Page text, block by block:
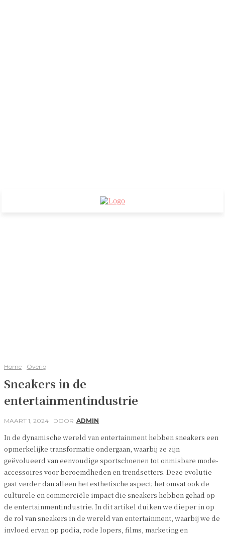
Home Overig
Sneakers in de
entertainmentindustrie
MAART 1, 2024 DOOR ADMIN
In de dynamische wereld van entertainment hebben sneakers een
opmerkelijke transformatie ondergaan, waarbij ze zijn
geëvolueerd van eenvoudige sportschoenen tot onmisbare mode-
accessoires voor beroemdheden en trendsetters. Deze evolutie
gaat verder dan alleen het esthetische aspect; het omvat ook de
culturele en commerciële impact die sneakers hebben gehad op
de entertainmentindustrie. In dit artikel duiken we dieper in op
de rol van sneakers in de wereld van entertainment, waarbij we de
invloed ervan op podia, rode lopers, films, marketing en